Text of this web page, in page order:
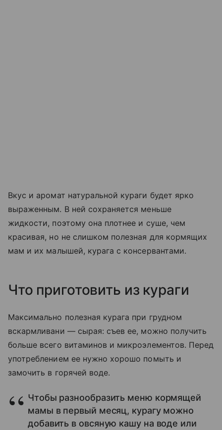
Вкус и аромат натуральной кураги будет ярко
выраженным. В ней сохраняется меньше
жидкости, поэтому она плотнее и суше, чем
красивая, но не слишком полезная для кормящих
мам и их малышей, курага с консервантами.
Что приготовить из кураги
Максимально полезная курага при грудном
вскармливани — сырая: съев ее, можно получить
больше всего витаминов и микроэлементов. Перед
употреблением ее нужно хорошо помыть и
замочить в горячей воде.
Чтобы разнообразить меню кормящей
мамы в первый месяц, курагу можно
добавить в овсяную кашу на воде или